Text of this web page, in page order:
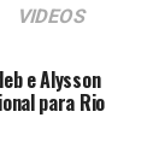
VIDEOS
e Alysson
para Rio